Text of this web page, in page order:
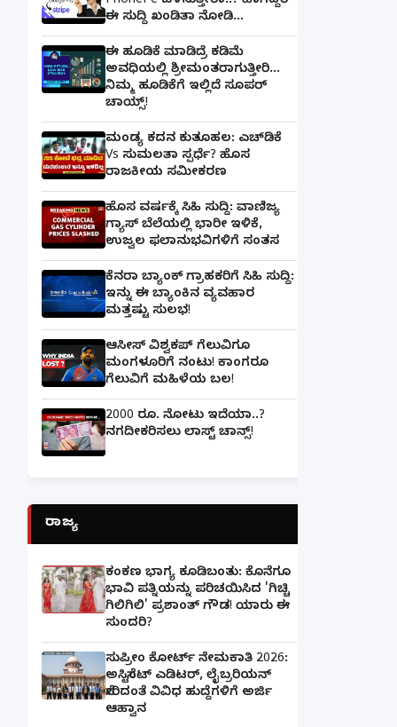
ಈ ಸುದ್ದಿ ಖಂಡಿತಾ ನೋಡಿ...
ಈ ಹೂಡಿಕೆ ಮಾಡಿದ್ರೆ ಕಡಿಮೆ
ಅವಧಿಯಲ್ಲಿ ಶ್ರೀಮಂತರಾಗುತ್ತೀರಿ...
ನಿಮ್ಮ ಹೂಡಿಕೆಗೆ ಇಲ್ಲಿದೆ ಸೂಪರ್
ಚಾಯ್ಸ್‌!
ಮಂಡ್ಯ ಕದನ ಕುತೂಹಲ: ಎಚ್‌ಡಿಕೆ
Vs ಸುಮಲತಾ ಸ್ಪರ್ಧೆ? ಹೊಸ
ರಾಜಕೀಯ ಸಮೀಕರಣ
ಹೊಸ ವರ್ಷಕ್ಕೆ ಸಿಹಿ ಸುದ್ದಿ: ವಾಣಿಜ್ಯ
ಗ್ಯಾಸ್‌ ಬೆಲೆಯಲ್ಲಿ ಭಾರೀ ಇಳಿಕೆ,
ಉಜ್ವಲ ಫಲಾನುಭವಿಗಳಿಗೆ ಸಂತಸ
ಕೆನರಾ ಬ್ಯಾಂಕ್‌ ಗ್ರಾಹಕರಿಗೆ ಸಿಹಿ ಸುದ್ದಿ:
ಇನ್ನು ಈ ಬ್ಯಾಂಕಿನ ವ್ಯವಹಾರ
ಮತ್ತಷ್ಟು ಸುಲಭ!
ಆಸೀಸ್ ವಿಶ್ವಕಪ್ ಗೆಲುವಿಗೂ
ಮಂಗಳೂರಿಗೆ ನಂಟು! ಕಾಂಗರೂ
ಗೆಲುವಿಗೆ ಮಹಿಳೆಯ ಬಲ!
2000 ರೂ. ನೋಟು ಇದೆಯಾ..?
ನಗದೀಕರಿಸಲು ಲಾಸ್ಟ್‌ ಚಾನ್ಸ್‌!
ರಾಜ್ಯ
ಕಂಕಣ ಭಾಗ್ಯ ಕೂಡಿಬಂತು: ಕೊನೆಗೂ
ಭಾವಿ ಪತ್ನಿಯನ್ನು ಪರಿಚಯಿಸಿದ 'ಗಿಚ್ಚಿ
ಗಿಲಿಗಿಲಿ' ಪ್ರಶಾಂತ್ ಗೌಡ! ಯಾರು ಈ
ಸುಂದರಿ?
ಸುಪ್ರೀಂ ಕೋರ್ಟ್ ನೇಮಕಾತಿ 2026:
ಅಸಿಸ್ಟೆಂಟ್ ಎಡಿಟರ್, ಲೈಬ್ರರಿಯನ್
ಸೇರಿದಂತೆ ವಿವಿಧ ಹುದ್ದೆಗಳಿಗೆ ಅರ್ಜಿ
ಆಹ್ವಾನ